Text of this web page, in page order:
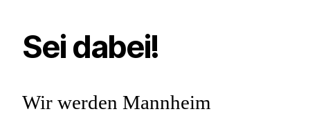
Sei dabei!
Wir werden Mannheim